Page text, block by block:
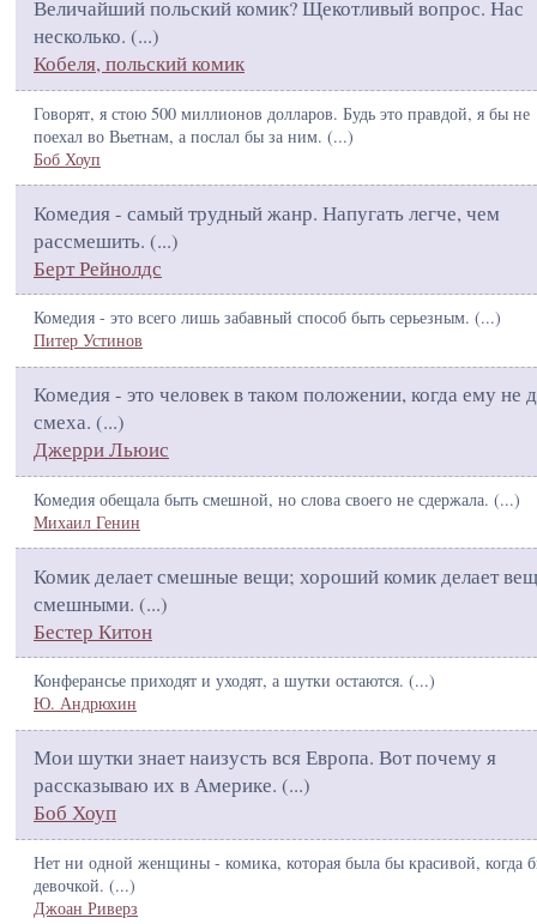
Величайший польский комик? Щекотливый вопрос. Нас
несколько. (...)
Кобеля, польский комик
Говорят, я стою 500 миллионов долларов. Будь это правдой, я бы не
поехал во Вьетнам, а послал бы за ним. (...)
Боб Хоуп
Комедия - самый трудный жанр. Напугать легче, чем
рассмешить. (...)
Берт Рейнолдс
Комедия - это всего лишь забавный способ быть серьезным. (...)
Питер Устинов
Комедия - это человек в таком положении, когда ему не
смеха. (...)
Джерри Льюис
Комедия обещала быть смешной, но слова своего не сдержала. (...)
Михаил Генин
Комик делает смешные вещи; хороший комик делает
смешными. (...)
Бестер Китон
Конферансье приходят и уходят, а шутки остаются. (...)
Ю. Андрюхин
Мои шутки знает наизусть вся Европа. Вот почему я
рассказываю их в Америке. (...)
Боб Хоуп
Нет ни одной женщины - комика, которая была бы красивой, когда
девочкой. (...)
Джоан Риверз